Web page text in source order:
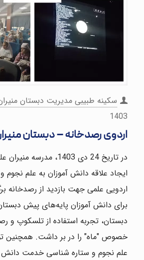
سکینه طبیبی مدیریت دبستان
1403
اردوی رصدخانه – دبستان منیران
در تاریخ 24 دی 1403،
ایجاد علاقه دانش آموزان به علم نجوم
اردویی علمی جهت بازدید از رصدخانه
برای دانش آموزان پایه‌های پیش
دبستان، تجربه استفاده از تلسکوپ و
خصوص "ماه" را در بر داشت. همچنین
علم نجوم و ستاره شناسی خدمت دانش